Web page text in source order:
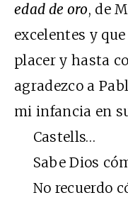
edad de oro, de
excelentes y
placer y hasta
agradezco a
mi infancia en
Castells…
Sabe Dios
No recuerdo